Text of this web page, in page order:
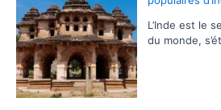
L’Inde est le
du monde,